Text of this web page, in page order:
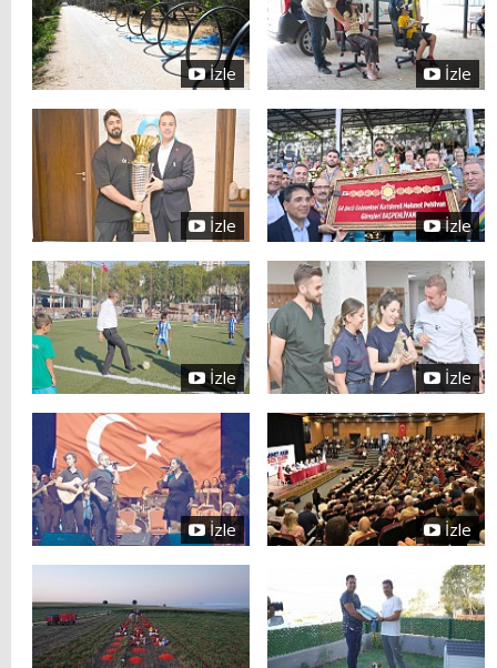
İzle İzle
İzle İzle
İzle İzle
İzle İzle